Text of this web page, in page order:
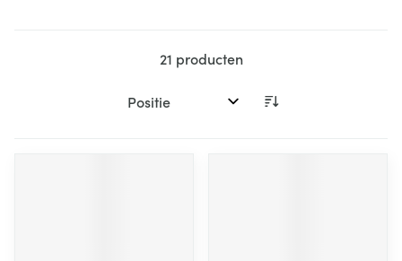
21 producten
Sorteer op: